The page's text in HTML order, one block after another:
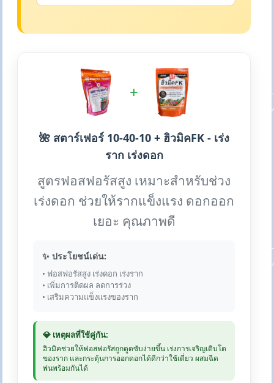
+
🌺 สตาร์เฟอร์ 10-40-10 + ฮิวมิคFK - เร่ง
ราก เร่งดอก
สูตรฟอสฟอรัสสูง เหมาะสำหรับช่วง
เร่งดอก ช่วยให้รากแข็งแรง ดอกออก
เยอะ คุณภาพดี
✨ ประโยชน์เด่น:
• ฟอสฟอรัสสูง เร่งดอก เร่งราก
• เพิ่มการติดผล ลดการร่วง
• เสริมความแข็งแรงของราก
💎 เหตุผลที่ใช้คู่กัน:
ฮิวมิคช่วยให้ฟอสฟอรัสถูกดูดซับง่ายขึ้น เร่งการเจริญเติบโต
ของราก และกระตุ้นการออกดอกได้ดีกว่าใช้เดี่ยว ผสมฉีด
พ่นพร้อมกันได้